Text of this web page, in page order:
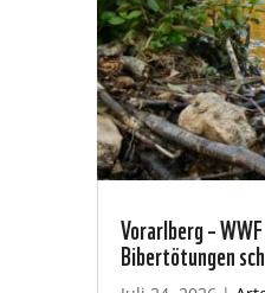
Vorarlberg –
Bibertötungen